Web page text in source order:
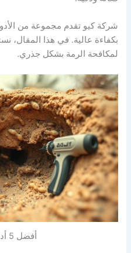
شركة كيو تقدم مجموعة من
لمكافحة الرمة بشكل جذري.
أفضل 5 أدوات حديثة